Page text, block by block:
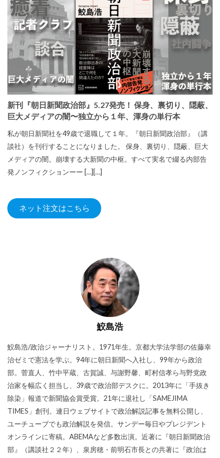
新刊『朝日新聞政治部』5.27発売！ 保身、裏切り、隠蔽、
巨大メディアの闇〜独立から１年、渾身の単行本
私が朝日新聞社を49歳で退職して１年。『朝日新聞政治部』（講
談社）を刊行することになりました。 保身、裏切り、隠蔽、巨大
メディアの闇。崩壊する大新聞の中枢。すべて実名で綴る内部告
発ノンフィクションーー […][…]
ネット注文はこちら
鮫島浩
鮫島浩/政治ジャーナリスト。1971年生。京都大学法学部の佐藤幸
治ゼミで憲法を学ぶ。94年に朝日新聞へ入社し、99年から政治
部。菅直人、竹中平蔵、古賀誠、与謝野馨、町村信孝ら与野党政
治家を幅広く担当し、39歳で政治部デスクに。2013年に「手抜き
除染」報道で新聞協会賞受賞。21年に退社し「SAMEJIMA
TIMES」創刊。連日ウェブサイトで政治解説記事を無料公開し、
ユーチューブでも政治解説を発信。サンデー毎日やプレジデント
オンラインに寄稿。ABEMAなど多数出演。近著に『朝日新聞政治
部』（講談社２２年）、泉房穂・前明石市長との共著に『政治は